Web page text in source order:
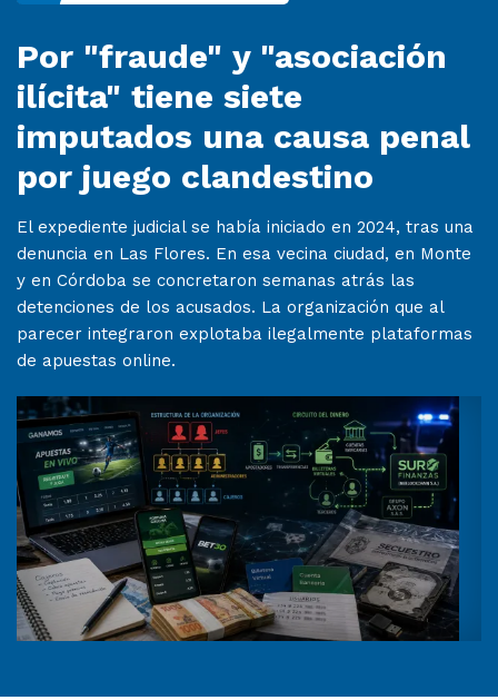
Por "fraude" y "asociación
ilícita" tiene siete
imputados una causa penal
por juego clandestino
El expediente judicial se había iniciado en 2024, tras una
denuncia en Las Flores. En esa vecina ciudad, en Monte
y en Córdoba se concretaron semanas atrás las
detenciones de los acusados. La organización que al
parecer integraron explotaba ilegalmente plataformas
de apuestas online.